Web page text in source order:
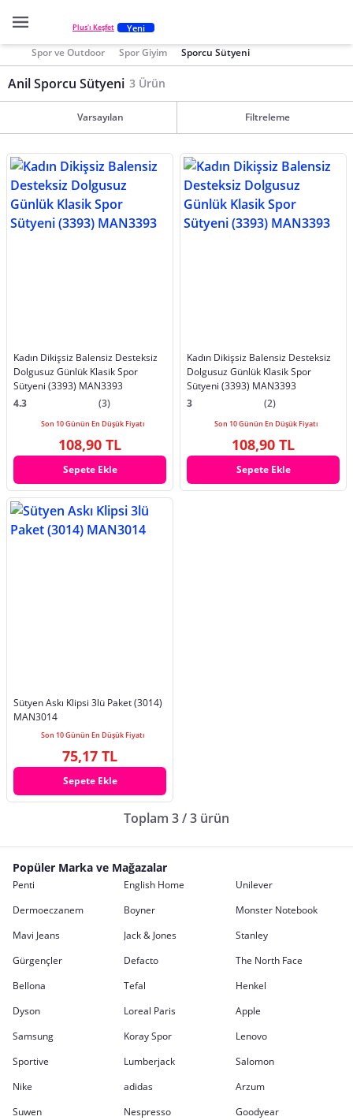
Plus'ı Keşfet Yeni
Spor ve Outdoor Spor Giyim Sporcu Sütyeni
Anil Sporcu Sütyeni 3 Ürün
Varsayılan Filtreleme
Kadın Dikişsiz Balensiz Desteksiz
Dolgusuz Günlük Klasik Spor
Sütyeni (3393) MAN3393
4.3
(3)
Son 10 Günün En Düşük Fiyatı
108,90 TL
Sepete Ekle
Kadın Dikişsiz Balensiz Desteksiz
Dolgusuz Günlük Klasik Spor
Sütyeni (3393) MAN3393
3
(2)
Son 10 Günün En Düşük Fiyatı
108,90 TL
Sepete Ekle
Sütyen Askı Klipsi 3lü Paket (3014)
MAN3014
Son 10 Günün En Düşük Fiyatı
75,17 TL
Sepete Ekle
Toplam 3 / 3 ürün
Popüler Marka ve Mağazalar
Penti English Home
Unilever
Dermoeczanem
Boyner
Monster Notebook
Mavi Jeans
Jack & Jones
Stanley
Gürgençler
Defacto
The North Face
Bellona
Tefal
Henkel
Dyson
Loreal Paris
Apple
Samsung
Koray Spor
Lenovo
Sportive
Lumberjack
Salomon
Nike
adidas
Arzum
Suwen
Nespresso Goodyear